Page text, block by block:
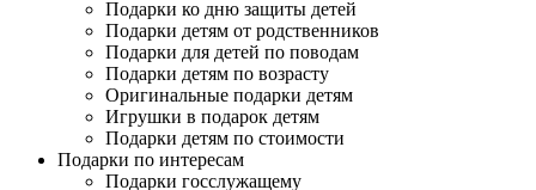
Подарки ко дню защиты детей
Подарки детям от родственников
Подарки для детей по поводам
Подарки детям по возрасту
Оригинальные подарки детям
Игрушки в подарок детям
Подарки детям по стоимости
Подарки по интересам
Подарки госслужащему